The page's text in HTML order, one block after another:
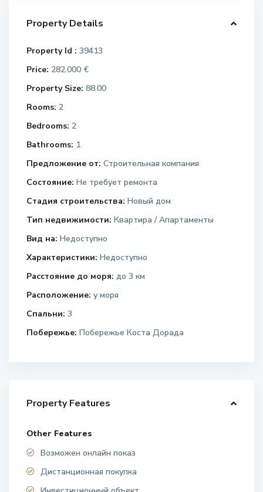
Property Details
Property Id : 39413
Price: 282.000 €
Property Size: 88.00
Rooms: 2
Bedrooms: 2
Bathrooms: 1
Предложение от: Строительная компания
Состояние: Не требует ремонта
Стадия строительства: Новый дом
Тип недвижимости: Квартира / Апартаменты
Вид на: Недоступно
Характеристики: Недоступно
Расстояние до моря: до 3 км
Расположение: у моря
Спальни: 3
Побережье: Побережье Коста Дорада
Property Features
Other Features
Возможен онлайн показ
Дистанционная покупка